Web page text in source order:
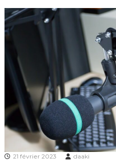
21 février 2023 daaki